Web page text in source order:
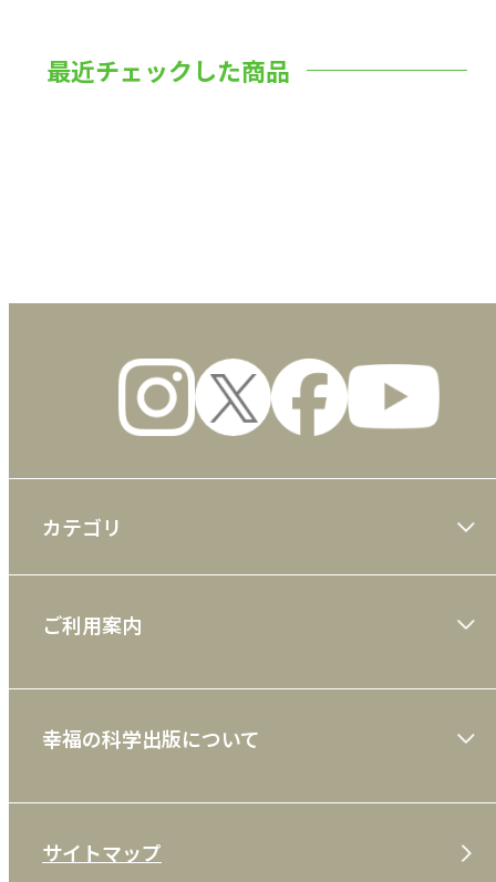
最近チェックした商品
カテゴリ
雑誌
CD
DVD・ブルーレイ
ご利用案内
利用規約
特定商取引法
プライバシーポリシー
幸福の科学出版について
メディア・ライブラリー
サイトマップ